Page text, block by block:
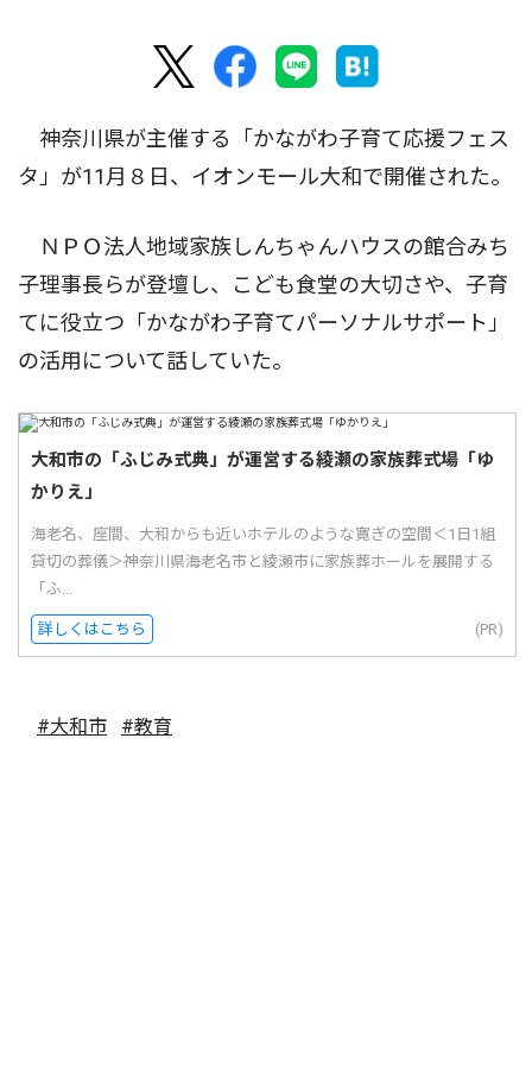
神奈川県が主催する「かながわ子育て応援フェス
タ」が11月８日、イオンモール大和で開催された。
ＮＰＯ法人地域家族しんちゃんハウスの館合みち
子理事長らが登壇し、こども食堂の大切さや、子育
てに役立つ「かながわ子育てパーソナルサポート」
の活用について話していた。
大和市の「ふじみ式典」が運営する綾瀬の家族葬式場「ゆ
かりえ」
海老名、座間、大和からも近いホテルのような寛ぎの空間＜1日1組
貸切の葬儀＞神奈川県海老名市と綾瀬市に家族葬ホールを展開する
「ふ...
詳しくはこちら (PR)
#大和市 #教育